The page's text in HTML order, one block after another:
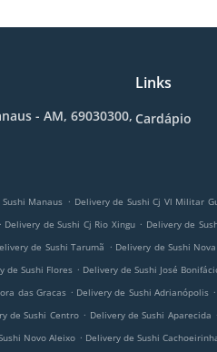
- AM, 69030300,
Links
Cardápio
Manaus . Delivery de Sushi Cj Vl Militar
. Delivery de Sushi Cj Rio Xingu . Delivery de
de Sushi Tarumã . Delivery de Sushi
de Sushi Flores . Delivery de Sushi José
das Gracas . Delivery de Sushi Adrianópolis .
de Sushi Centro . Delivery de Sushi Aparecida
Novo Aleixo . Delivery de Sushi